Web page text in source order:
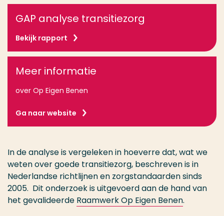
GAP analyse transitiezorg
Bekijk rapport
Meer informatie
over Op Eigen Benen
Ga naar website
In de analyse is vergeleken in hoeverre dat, wat we
weten over goede transitiezorg, beschreven is in
Nederlandse richtlijnen en zorgstandaarden sinds
2005. Dit onderzoek is uitgevoerd aan de hand van
het gevalideerde Raamwerk Op Eigen Benen.